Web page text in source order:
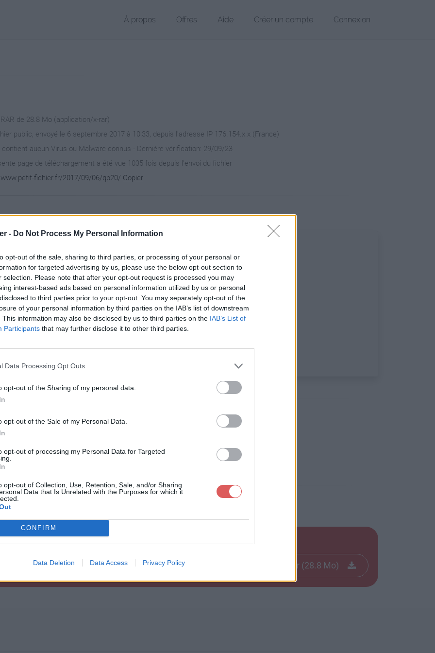
- Do Not Process My Personal Information
opt-out of the sale, sharing to third parties, or processing of your personal or
for targeted advertising by us, please use the below opt-out section to
selection. Please note that after your opt-out request is processed you may
interest-based ads based on personal information utilized by us or personal
to third parties prior to your opt-out. You may separately opt-out of the
of your personal information by third parties on the IAB’s list of downstream
This information may also be disclosed by us to third parties on the IAB’s List of
Participants that may further disclose it to other third parties.
Data Processing Opt Outs
opt-out of the Sharing of my personal data.
opt-out of the Sale of my Personal Data.
opt-out of processing my Personal Data for Targeted
opt-out of Collection, Use, Retention, Sale, and/or Sharing
Data that Is Unrelated with the Purposes for which it
CONFIRM
Data Deletion Data Access Privacy Policy
À propos Offres Aide Créer un compte Connexion
de 28.8 Mo (application/x-rar)
public, envoyé le 6 septembre 2017 à 10:33, depuis l'adresse IP 176.154.x.x (France)
contient aucun Virus ou Malware connus - Dernière vérification: 29/09/23
page de téléchargement a été vue 1035 fois depuis l'envoi du fichier
fichier.fr/2017/09/06/qp20/ Copier
le Web et les réseaux sociaux:
Télécharger le fichier (28.8 Mo)